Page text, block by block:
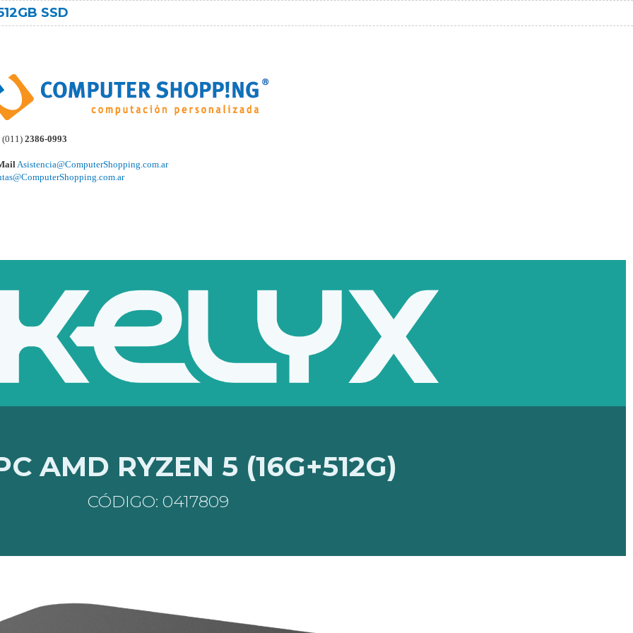
SSD
(011) 2386-0993
Asistencia@ComputerShopping.com.ar
AMD RYZEN 5 (16G+512G)
CÓDIGO: 0417809